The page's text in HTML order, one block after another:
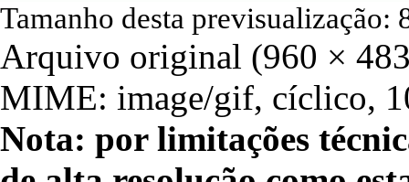
Tamanho desta previsualização:
Arquivo original (960 ×
MIME: image/gif, cíclico,
Nota: por limitações